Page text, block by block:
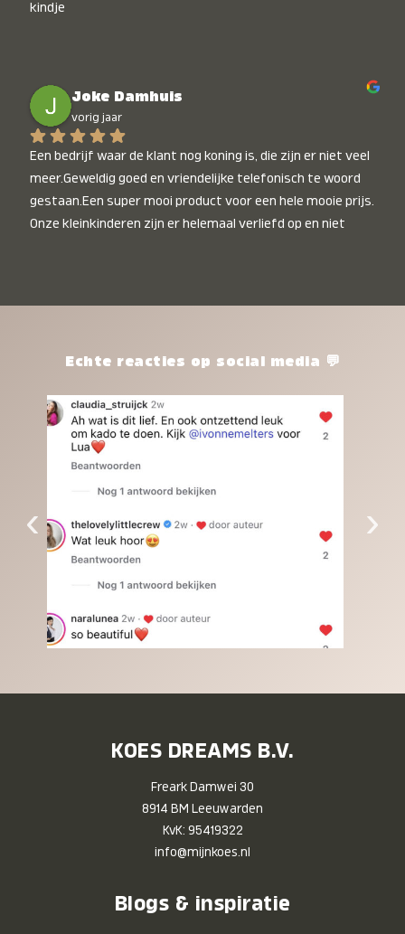
kindje
Joke Damhuis
vorig jaar
Een bedrijf waar de klant nog koning is, die zijn er niet veel
meer.Geweldig goed en vriendelijke telefonisch te woord
gestaan.Een super mooi product voor een hele mooie prijs.
Onze kleinkinderen zijn er helemaal verliefd op en niet
het waard.Echte reacties op social media 💬
‹ ›
KOES DREAMS B.V.
Freark Damwei 30
8914 BM Leeuwarden
KvK: 95419322
info@mijnkoes.nl
Blogs & inspiratie